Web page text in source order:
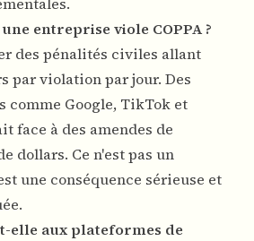
entreprise viole COPPA ?
des pénalités civiles allant
par violation par jour. Des
comme Google, TikTok et
face à des amendes de
dollars. Ce n'est pas un
une conséquence sérieuse et
elle aux plateformes de